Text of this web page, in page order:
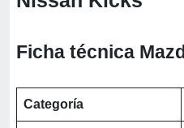
Ficha técnica
Categoría